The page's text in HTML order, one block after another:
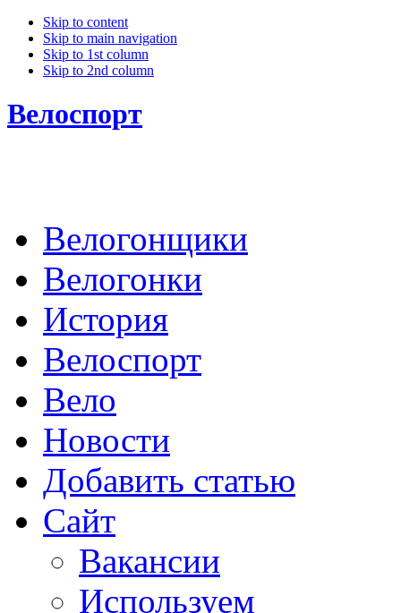
Skip to content
Skip to main navigation
Skip to 1st column
Skip to 2nd column
Велоспорт
Велогонщики
Велогонки
История
Велоспорт
Вело
Новости
Добавить статью
Сайт
Вакансии
Используем